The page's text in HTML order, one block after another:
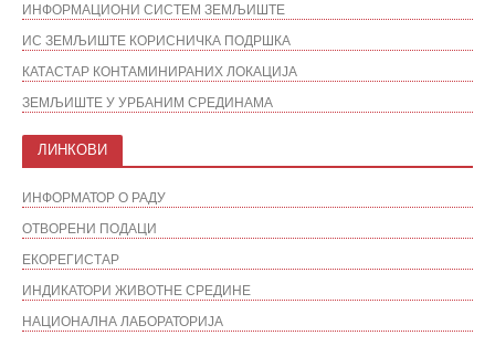
ИНФОРМАЦИОНИ СИСТЕМ ЗЕМЉИШТЕ
ИС ЗЕМЉИШТЕ КОРИСНИЧКА ПОДРШКА
КАТАСТАР КОНТАМИНИРАНИХ ЛОКАЦИЈА
ЗЕМЉИШТЕ У УРБАНИМ СРЕДИНАМА
ЛИНКОВИ
ИНФОРМАТОР О РАДУ
ОТВОРЕНИ ПОДАЦИ
ЕКОРЕГИСТАР
ИНДИКАТОРИ ЖИВОТНЕ СРЕДИНЕ
НАЦИОНАЛНА ЛАБОРАТОРИЈА